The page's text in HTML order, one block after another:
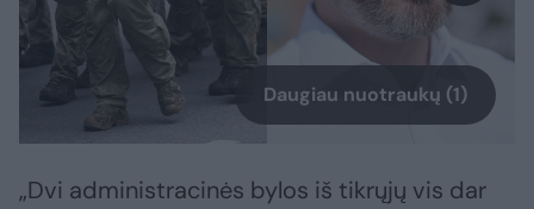
Daugiau nuotraukų (1)
„Dvi administracinės bylos iš tikrųjų vis dar